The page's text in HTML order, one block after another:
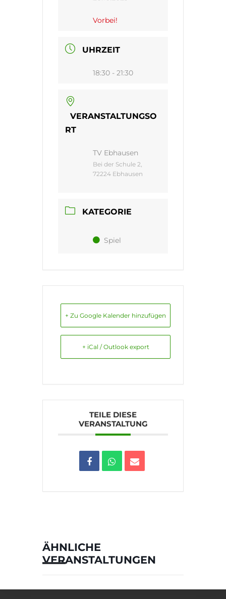
Vorbei!
UHRZEIT
18:30 - 21:30
VERANSTALTUNGSO
RT
TV Ebhausen
Bei der Schule 2,
72224 Ebhausen
KATEGORIE
Spiel
+ Zu Google Kalender hinzufügen
+ iCal / Outlook export
TEILE DIESE
VERANSTALTUNG
ÄHNLICHE
VERANSTALTUNGEN